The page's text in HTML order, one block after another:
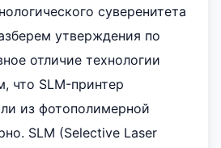
суверенитета
утверждения по
отличие технологии
что SLM-принтер
из фотополимерной
SLM (Selective Laser